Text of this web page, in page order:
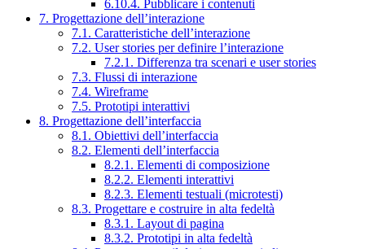
6.10.4. Pubblicare i contenuti
7. Progettazione dell’interazione
7.1. Caratteristiche dell’interazione
7.2. User stories per definire l’interazione
7.2.1. Differenza tra scenari e user stories
7.3. Flussi di interazione
7.4. Wireframe
7.5. Prototipi interattivi
8. Progettazione dell’interfaccia
8.1. Obiettivi dell’interfaccia
8.2. Elementi dell’interfaccia
8.2.1. Elementi di composizione
8.2.2. Elementi interattivi
8.2.3. Elementi testuali (microtesti)
8.3. Progettare e costruire in alta fedeltà
8.3.1. Layout di pagina
8.3.2. Prototipi in alta fedeltà